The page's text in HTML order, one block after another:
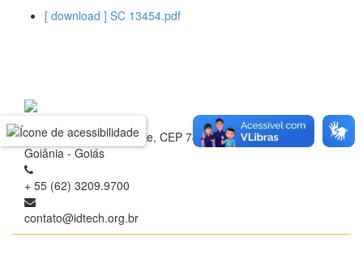
[ download ] SC 13454.pdf
Rua 1 nº 60, Setor Oeste, CEP 74.115-040
Goiânia - Goiás
+ 55 (62) 3209.9700
contato@idtech.org.br